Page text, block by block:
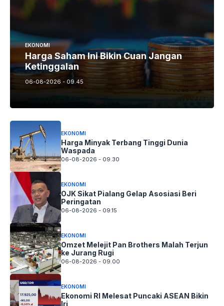
EKONOMI
Harga Saham Ini Bikin Cuan Jangan
Ketinggalan
06-08-2026 - 09.45
EKONOMI
Harga Minyak Terbang Tinggi Dunia
Waspada
06-08-2026 - 09.30
EKONOMI
OJK Sikat Pialang Gelap Asosiasi Beri
Peringatan
06-08-2026 - 09.15
EKONOMI
Omzet Melejit Pan Brothers Malah Terjun
ke Jurang Rugi
06-08-2026 - 09.00
EKONOMI
Ekonomi RI Melesat Puncaki ASEAN Bikin
Iri